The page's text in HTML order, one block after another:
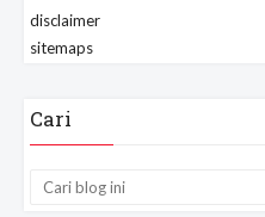
about us
disclaimer
Cari